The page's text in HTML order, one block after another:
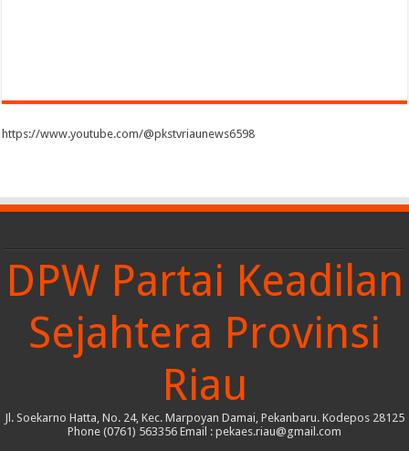
https://www.youtube.com/@pkstvriaunews6598
DPW Partai Keadilan
Sejahtera Provinsi
Riau
Jl. Soekarno Hatta, No. 24, Kec. Marpoyan Damai, Pekanbaru. Kodepos 28125
Phone (0761) 563356 Email : pekaes.riau@gmail.com